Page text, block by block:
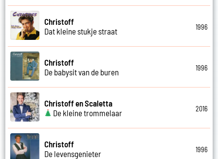
Christoff
Dat kleine stukje straat
1996
Christoff
De babysit van de buren
1996
Christoff en Scaletta
De kleine trommelaar
2016
Christoff
De levensgenieter
1996